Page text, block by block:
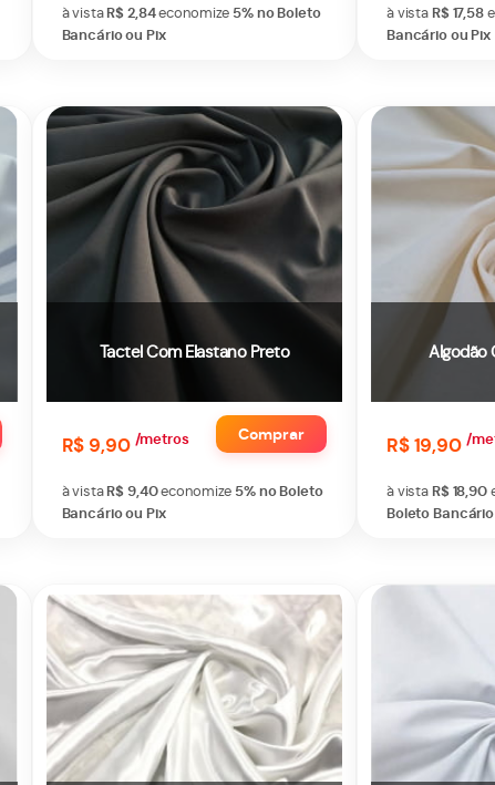
à vistaR$ 2,84economize 5%no Boleto
Bancário ou Pix
à vista R$ 17,58
Bancário ou Pix
Tactel Com Elastano Preto
R$ 9,90 /metros Comprar
à vistaR$ 9,40economize 5%no Boleto
Bancário ou Pix
Algodão
R$ 19,90 /
à vista R$ 18,90
Boleto